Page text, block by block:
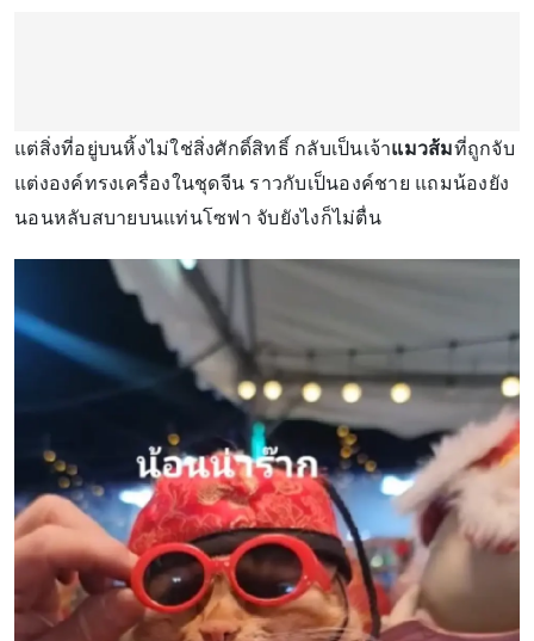
แต่สิ่งที่อยู่บนหิ้งไม่ใช่สิ่งศักดิ์สิทธิ์ กลับเป็นเจ้าแมวส้มที่ถูกจับ
แต่งองค์ทรงเครื่องในชุดจีน ราวกับเป็นองค์ชาย แถมน้องยัง
นอนหลับสบายบนแท่นโซฟา จับยังไงก็ไม่ตื่น